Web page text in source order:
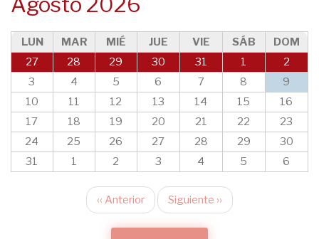
LUN MAR MIÉ JUE VIE SÁB
DOM
27
28 29 30 31 1
2
3
4 5 6 7 8
9
10
11 12 13 14 15
16
17
18 19 20 21 22
23
24
25 26 27 28 29
30
31
1 2 3 4 5 6
Paginación
‹‹ Anterior Siguiente ››